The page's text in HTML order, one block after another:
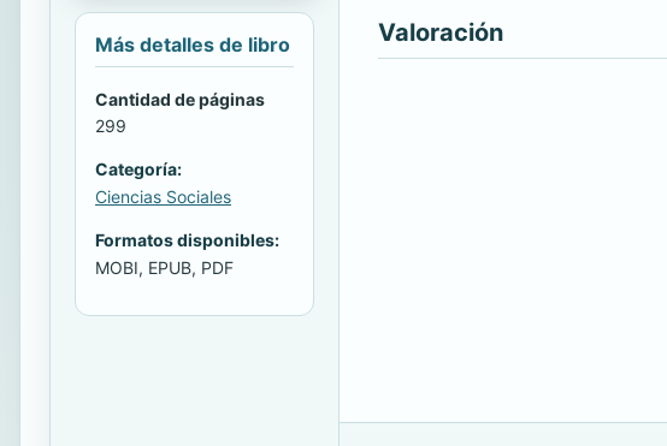
Más detalles de libro
Cantidad de páginas
299
Categoría:
Ciencias Sociales
Formatos disponibles:
MOBI, EPUB, PDF
Valoración